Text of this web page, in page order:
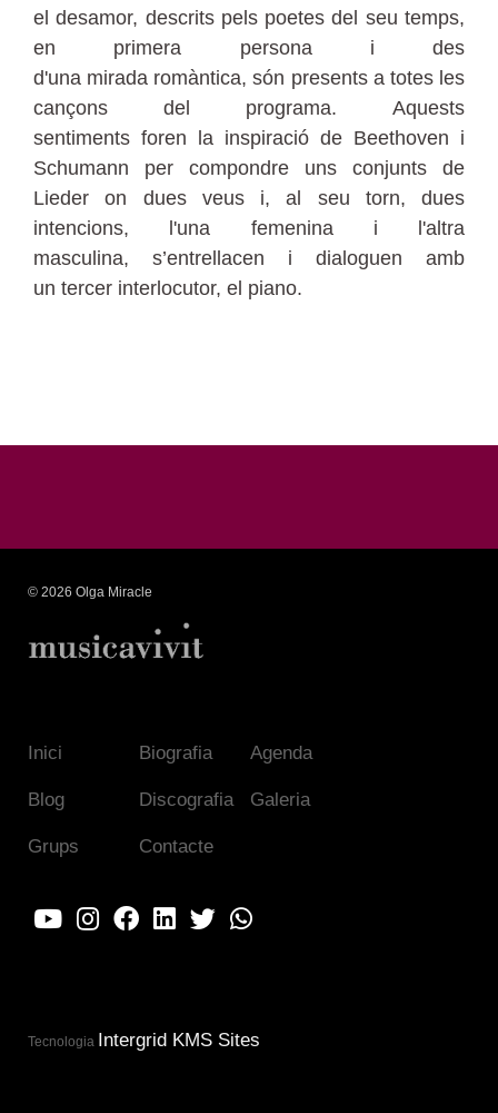
el desamor, descrits pels poetes del seu temps,
en primera persona i des
d'una mirada romàntica, són presents a totes les
cançons del programa. Aquests
sentiments foren la inspiració de Beethoven i
Schumann per compondre uns conjunts de
Lieder on dues veus i, al seu torn, dues
intencions, l'una femenina i l'altra
masculina, s’entrellacen i dialoguen amb
un tercer interlocutor, el piano.
© 2026 Olga Miracle
Inici Biografia Agenda
Blog Discografia Galeria
Grups Contacte
Tecnologia Intergrid KMS Sites